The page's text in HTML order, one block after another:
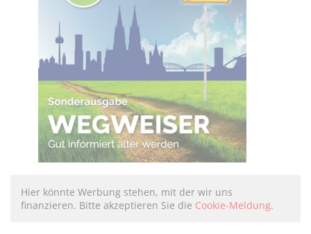
Hier könnte Werbung stehen, mit der wir uns
finanzieren. Bitte akzeptieren Sie die Cookie-Meldung.